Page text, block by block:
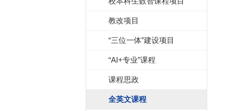
教改项目
“三位一体”建设项目
“AI+专业”课程
课程思政
全英文课程